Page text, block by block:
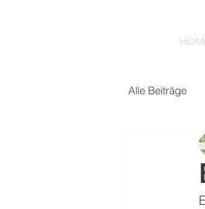
Alle Beiträge
Einsätze